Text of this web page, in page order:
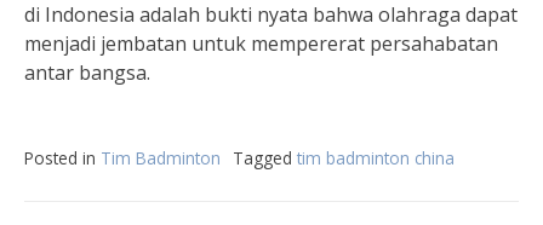
di Indonesia adalah bukti nyata bahwa olahraga dapat
menjadi jembatan untuk mempererat persahabatan
antar bangsa.
Posted in Tim Badminton Tagged tim badminton china